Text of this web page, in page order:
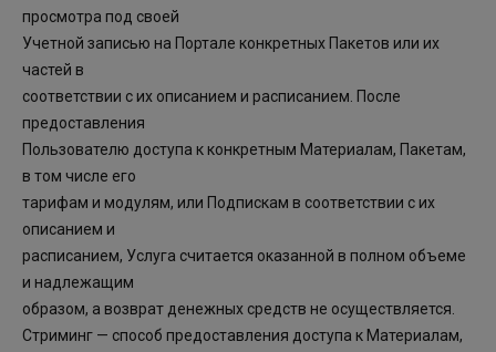
просмотра под своей
Учетной записью на Портале конкретных Пакетов или их
частей в
соответствии с их описанием и расписанием. После
предоставления
Пользователю доступа к конкретным Материалам, Пакетам,
в том числе его
тарифам и модулям, или Подпискам в соответствии с их
описанием и
расписанием, Услуга считается оказанной в полном объеме
и надлежащим
образом, а возврат денежных средств не осуществляется.
Стриминг — способ предоставления доступа к Материалам,